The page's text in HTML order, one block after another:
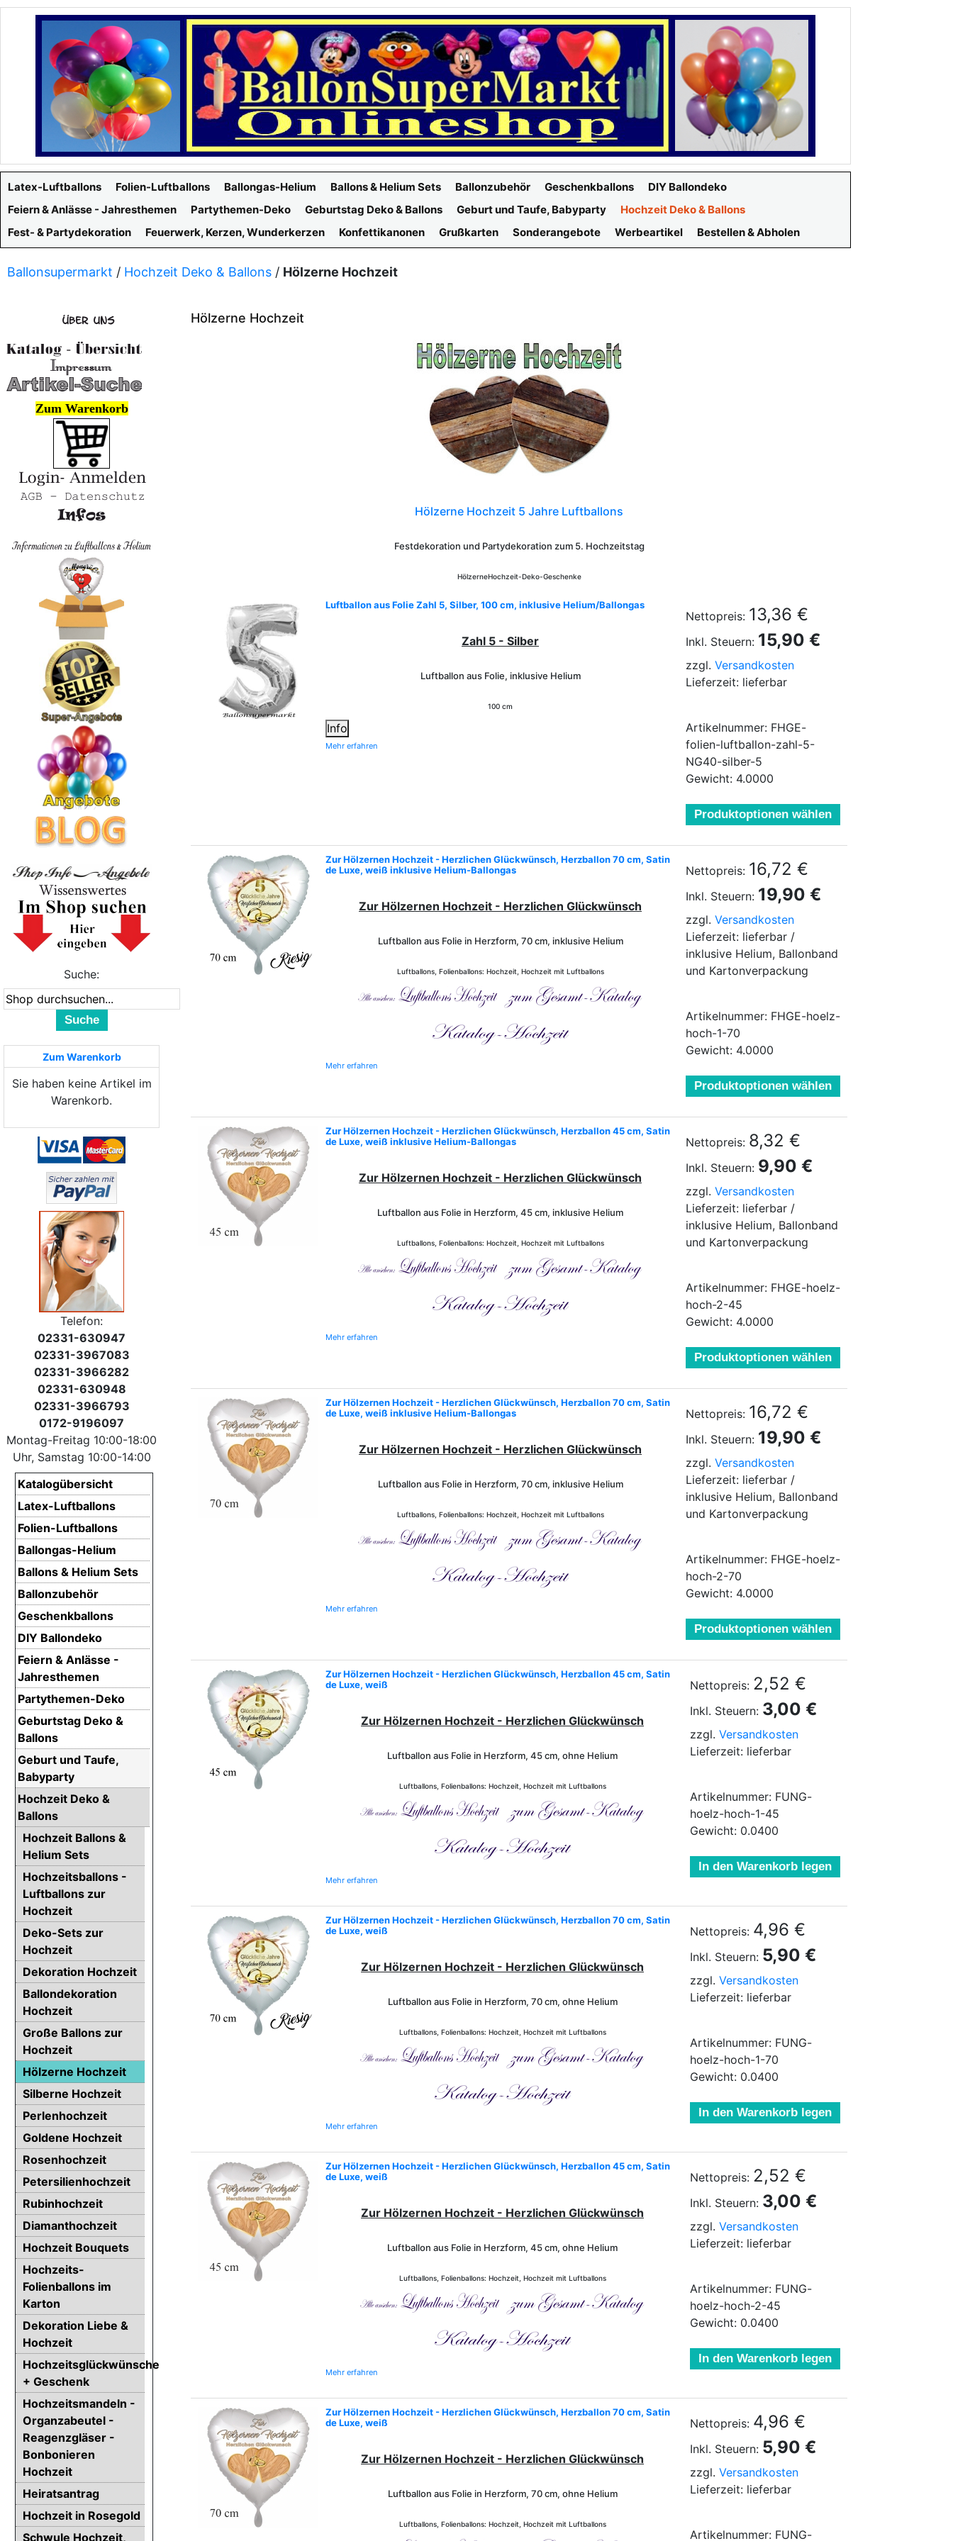
Latex-Luftballons Folien-Luftballons Ballongas-Helium Ballons & Helium Sets Ballonzubehör Geschenkballons
DIY Ballondeko
Feiern & Anlässe - Jahresthemen
Partythemen-Deko Geburtstag Deko & Ballons Geburt und Taufe, Babyparty
Hochzeit Deko & Ballons
Fest- & Partydekoration
Feuerwerk, Kerzen, Wunderkerzen Konfettikanonen Grußkarten Sonderangebote Werbeartikel Bestellen & Abholen
Ballonsupermarkt / Hochzeit Deko & Ballons / Hölzerne Hochzeit
Hölzerne Hochzeit
Hölzerne Hochzeit 5 Jahre Luftballons
Festdekoration und Partydekoration zum 5. Hochzeitstag
HölzerneHochzeit-Deko-Geschenke
Luftballon aus Folie Zahl 5, Silber, 100 cm, inklusive Helium/Ballongas
Zahl 5 - Silber
Luftballon aus Folie, inklusive Helium
100 cm
Info
Mehr erfahren
Nettopreis: 13,36 €
Inkl. Steuern: 15,90 €
zzgl. Versandkosten
Lieferzeit: lieferbar
Artikelnummer: FHGE-
folien-luftballon-zahl-5-
NG40-silber-5
Gewicht: 4.0000
Produktoptionen wählen
Zur Hölzernen Hochzeit - Herzlichen Glückwünsch, Herzballon 70 cm, Satin
de Luxe, weiß inklusive Helium-Ballongas
Zur Hölzernen Hochzeit - Herzlichen Glückwünsch
Luftballon aus Folie in Herzform, 70 cm, inklusive Helium
Luftballons, Folienballons: Hochzeit, Hochzeit mit Luftballons
Mehr erfahren
Nettopreis: 16,72 €
Inkl. Steuern: 19,90 €
zzgl. Versandkosten
Lieferzeit: lieferbar /
inklusive Helium, Ballonband
und Kartonverpackung
Artikelnummer: FHGE-hoelz-
hoch-1-70
Gewicht: 4.0000
Produktoptionen wählen
Zur Hölzernen Hochzeit - Herzlichen Glückwünsch, Herzballon 45 cm, Satin
de Luxe, weiß inklusive Helium-Ballongas
Zur Hölzernen Hochzeit - Herzlichen Glückwünsch
Luftballon aus Folie in Herzform, 45 cm, inklusive Helium
Luftballons, Folienballons: Hochzeit, Hochzeit mit Luftballons
Mehr erfahren
Nettopreis: 8,32 €
Inkl. Steuern: 9,90 €
zzgl. Versandkosten
Lieferzeit: lieferbar /
inklusive Helium, Ballonband
und Kartonverpackung
Artikelnummer: FHGE-hoelz-
hoch-2-45
Gewicht: 4.0000
Produktoptionen wählen
Zur Hölzernen Hochzeit - Herzlichen Glückwünsch, Herzballon 70 cm, Satin
de Luxe, weiß inklusive Helium-Ballongas
Zur Hölzernen Hochzeit - Herzlichen Glückwünsch
Luftballon aus Folie in Herzform, 70 cm, inklusive Helium
Luftballons, Folienballons: Hochzeit, Hochzeit mit Luftballons
Mehr erfahren
Nettopreis: 16,72 €
Inkl. Steuern: 19,90 €
zzgl. Versandkosten
Lieferzeit: lieferbar /
inklusive Helium, Ballonband
und Kartonverpackung
Artikelnummer: FHGE-hoelz-
hoch-2-70
Gewicht: 4.0000
Produktoptionen wählen
Zur Hölzernen Hochzeit - Herzlichen Glückwünsch, Herzballon 45 cm, Satin
de Luxe, weiß
Zur Hölzernen Hochzeit - Herzlichen Glückwünsch
Luftballon aus Folie in Herzform, 45 cm, ohne Helium
Luftballons, Folienballons: Hochzeit, Hochzeit mit Luftballons
Mehr erfahren
Nettopreis: 2,52 €
Inkl. Steuern: 3,00 €
zzgl. Versandkosten
Lieferzeit: lieferbar
Artikelnummer: FUNG-
hoelz-hoch-1-45
Gewicht: 0.0400
In den Warenkorb legen
Zur Hölzernen Hochzeit - Herzlichen Glückwünsch, Herzballon 70 cm, Satin
de Luxe, weiß
Zur Hölzernen Hochzeit - Herzlichen Glückwünsch
Luftballon aus Folie in Herzform, 70 cm, ohne Helium
Luftballons, Folienballons: Hochzeit, Hochzeit mit Luftballons
Mehr erfahren
Nettopreis: 4,96 €
Inkl. Steuern: 5,90 €
zzgl. Versandkosten
Lieferzeit: lieferbar
Artikelnummer: FUNG-
hoelz-hoch-1-70
Gewicht: 0.0400
In den Warenkorb legen
Zur Hölzernen Hochzeit - Herzlichen Glückwünsch, Herzballon 45 cm, Satin
de Luxe, weiß
Zur Hölzernen Hochzeit - Herzlichen Glückwünsch
Luftballon aus Folie in Herzform, 45 cm, ohne Helium
Luftballons, Folienballons: Hochzeit, Hochzeit mit Luftballons
Mehr erfahren
Nettopreis: 2,52 €
Inkl. Steuern: 3,00 €
zzgl. Versandkosten
Lieferzeit: lieferbar
Artikelnummer: FUNG-
hoelz-hoch-2-45
Gewicht: 0.0400
In den Warenkorb legen
Zur Hölzernen Hochzeit - Herzlichen Glückwünsch, Herzballon 70 cm, Satin
de Luxe, weiß
Zur Hölzernen Hochzeit - Herzlichen Glückwünsch
Luftballon aus Folie in Herzform, 70 cm, ohne Helium
Luftballons, Folienballons: Hochzeit, Hochzeit mit Luftballons
Nettopreis: 4,96 €
Inkl. Steuern: 5,90 €
zzgl. Versandkosten
Lieferzeit: lieferbar
Artikelnummer: FUNG-
Zum Warenkorb
Suche:
Suche
Zum Warenkorb
Sie haben keine Artikel im
Warenkorb.
Telefon:
02331-630947
02331-3967083
02331-3966282
02331-630948
02331-3966793
0172-9196097
Montag-Freitag 10:00-18:00
Uhr, Samstag 10:00-14:00
Katalogübersicht
Latex-Luftballons
Folien-Luftballons
Ballongas-Helium
Ballons & Helium Sets
Ballonzubehör
Geschenkballons
DIY Ballondeko
Feiern & Anlässe -
Jahresthemen
Partythemen-Deko
Geburtstag Deko &
Ballons
Geburt und Taufe,
Babyparty
Hochzeit Deko &
Ballons
Hochzeit Ballons &
Helium Sets
Hochzeitsballons -
Luftballons zur
Hochzeit
Deko-Sets zur
Hochzeit
Dekoration Hochzeit
Ballondekoration
Hochzeit
Große Ballons zur
Hochzeit
Hölzerne Hochzeit
Silberne Hochzeit
Perlenhochzeit
Goldene Hochzeit
Rosenhochzeit
Petersilienhochzeit
Rubinhochzeit
Diamanthochzeit
Hochzeit Bouquets
Hochzeits-
Folienballons im
Karton
Dekoration Liebe &
Hochzeit
Hochzeitsglückwünsche
+ Geschenk
Hochzeitsmandeln -
Organzabeutel -
Reagenzgläser -
Bonbonieren
Hochzeit
Heiratsantrag
Hochzeit in Rosegold
Schwule Hochzeit,